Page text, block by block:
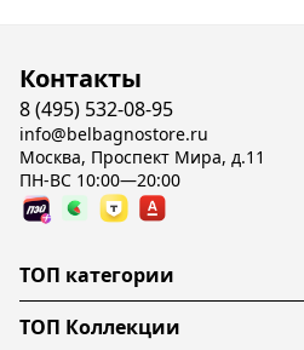
Контакты
8 (495) 532-08-95
info@belbagnostore.ru
Москва, Проспект Мира, д.11
ПН-ВС 10:00—20:00
ТОП категории
ТОП Коллекции